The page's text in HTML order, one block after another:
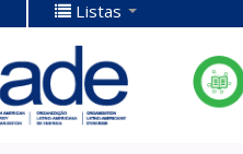
Listas